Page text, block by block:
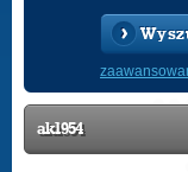
ak1954